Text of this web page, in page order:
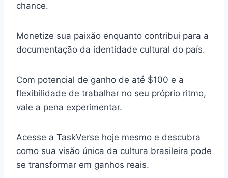
chance.
Monetize sua paixão enquanto contribui para a
documentação da identidade cultural do país.
Com potencial de ganho de até $100 e a
flexibilidade de trabalhar no seu próprio ritmo,
vale a pena experimentar.
Acesse a TaskVerse hoje mesmo e descubra
como sua visão única da cultura brasileira pode
se transformar em ganhos reais.